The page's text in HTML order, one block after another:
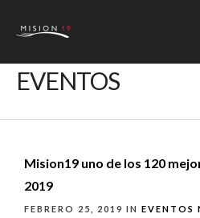
EVENTOS
Mision19 uno de los 120
2019
FEBRERO 25, 2019 IN EVENTOS